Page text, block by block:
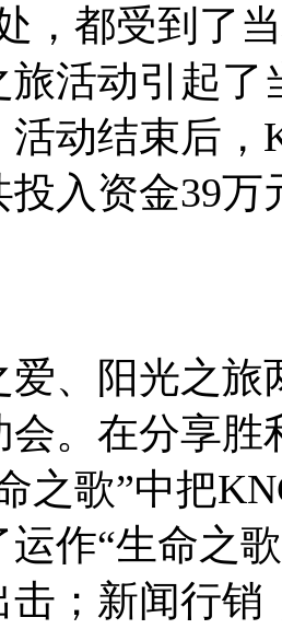
，都受到了
旅活动引起
活动结束后
投入资金39
爱、阳光之
会。在分享
之歌”中把
作“生命之
击；新闻行销